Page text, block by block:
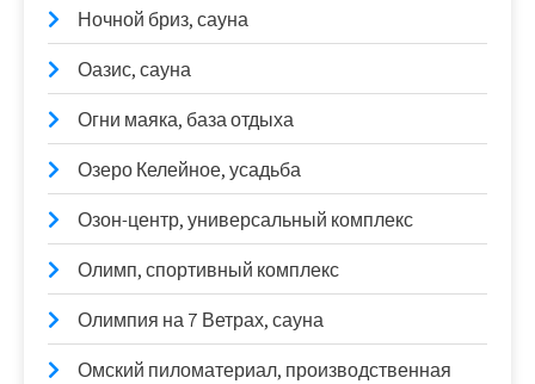
Ночной бриз, сауна
Оазис, сауна
Огни маяка, база отдыха
Озеро Келейное, усадьба
Озон-центр, универсальный комплекс
Олимп, спортивный комплекс
Олимпия на 7 Ветрах, сауна
Омский пиломатериал, производственная